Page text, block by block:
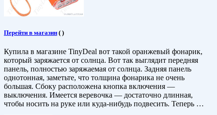
Перейти в магазин ( )
Купила в магазине TinyDeal вот такой оранжевый фонарик,
который заряжается от солнца. Вот так выглядит передняя
панель, полностью заряжаемая от солнца. Задняя панель
однотонная, заметьте, что толщина фонарика не очень
большая. Сбоку расположена кнопка включения —
выключения. Имеется веревочка — достаточно длинная,
чтобы носить на руке или куда-нибудь подвесить. Теперь …